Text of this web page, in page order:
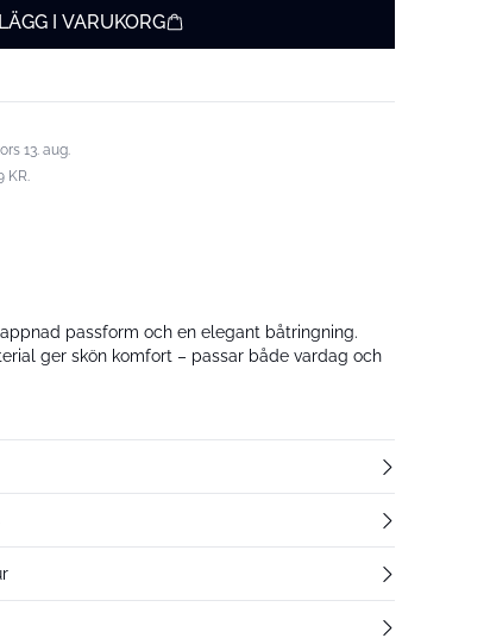
LÄGG I VARUKORG
13. aug.
KR.
passform och en elegant båtringning.
ger skön komfort – passar både vardag och